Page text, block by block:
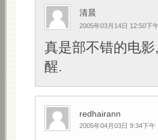
清晨
2005年03月14日 12:50下
真是部不错的电
醒.
redhairann
2005年04月03日 9:34下午